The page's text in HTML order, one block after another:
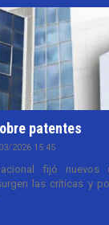
patentes
2026 15:45
fijó nuevos
las críticas y